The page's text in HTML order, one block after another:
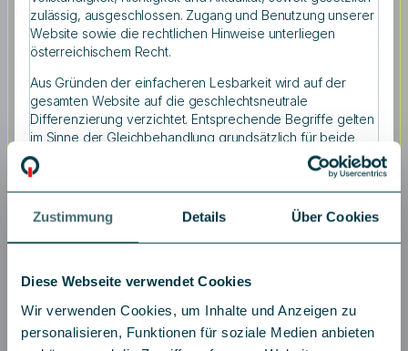
Zustimmung Details Über Cookies
Diese Webseite verwendet Cookies
Wir verwenden Cookies, um Inhalte und Anzeigen zu
personalisieren, Funktionen für soziale Medien anbieten
Know-how der Führungsgremien, die Präsenz eines
Chief Investment Officers und die Größe des Investment
Teams in Universitätsstiftungen. Die größten Stiftungen
Assetklassen. Die Ergebnisse der Studie bekräftigen die
entscheidende Rolle von Humankapital für die
Umsetzung einer solchen Investmentstrategie.
Verleihung an der Vrije Universiteit Amsterdam
Mehr als 500 Expertinnen und Experten nahmen an der
Wissenschaftlerinnen und Wissenschaftlern aus aller Welt
auch viele Praktiker. 38 Wissenschaftlerinnen und
zulässig, ausgeschlossen. Zugang und Benutzung unserer
Website sowie die rechtlichen Hinweise unterliegen
österreichischem Recht.
Aus Gründen der einfacheren Lesbarkeit wird auf der
gesamten Website auf die geschlechtsneutrale
Differenzierung verzichtet. Entsprechende Begriffe gelten
im Sinne der Gleichbehandlung grundsätzlich für beide
Geschlechter.